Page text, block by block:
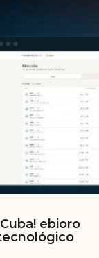
ebioro